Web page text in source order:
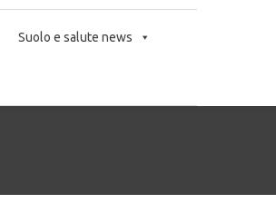
Suolo e salute news